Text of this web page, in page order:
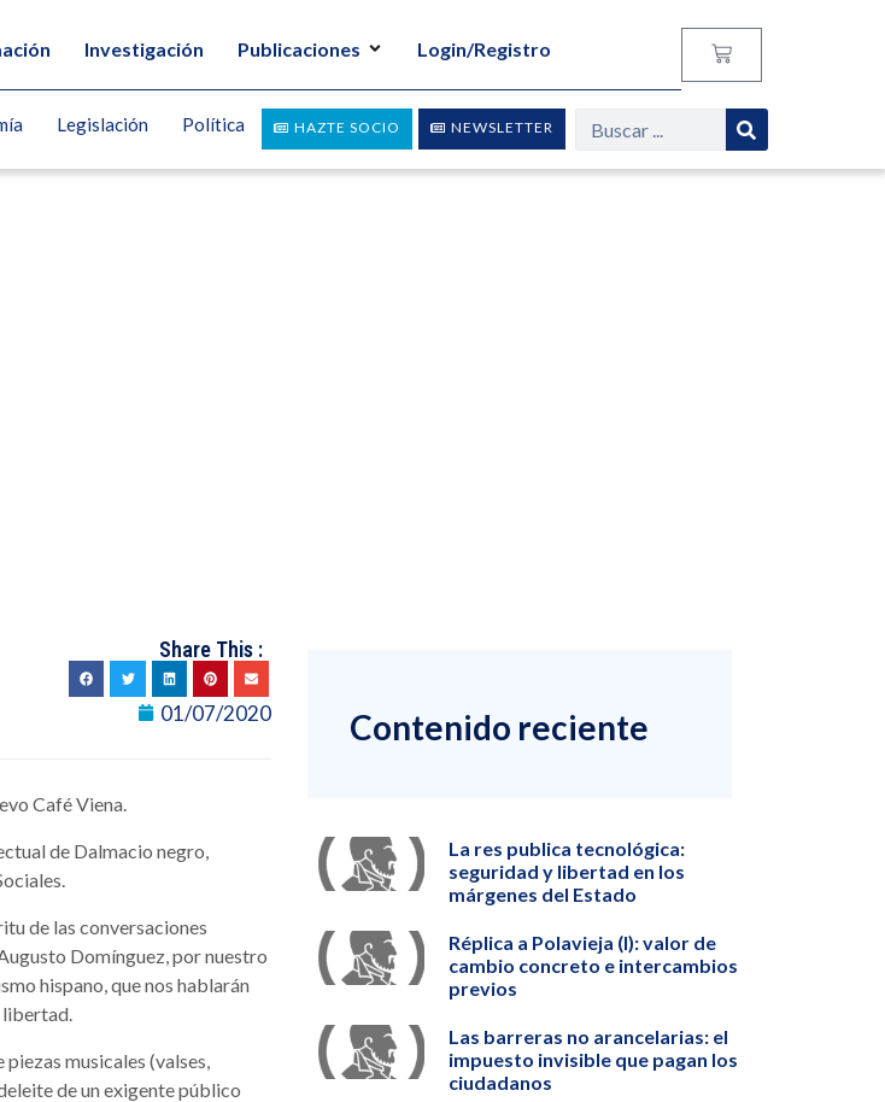
Investigación Publicaciones Login/Registro
NEWSLETTER
HAZTE SOCIO
Legislación Política
Share This :
01/07/2020
Café Viena.
de Dalmacio negro,
de las conversaciones
Domínguez, por nuestro
hispano, que nos hablarán
musicales (valses,
de un exigente público
Contenido reciente
La res publica tecnológica:
seguridad y libertad en los
márgenes del Estado
Réplica a Polavieja (I): valor de
cambio concreto e intercambios
previos
Las barreras no arancelarias: el
impuesto invisible que pagan los
ciudadanos